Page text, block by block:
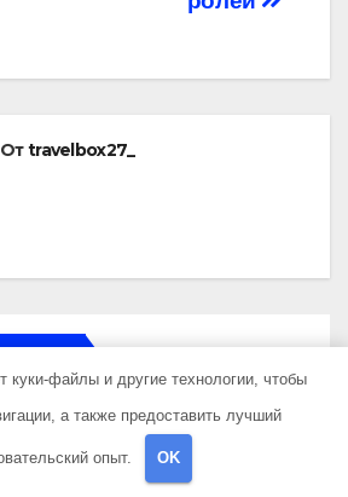
Отtravelbox27_
куки-файлы и другие технологии, чтобы
а также предоставить лучший
опыт. OK